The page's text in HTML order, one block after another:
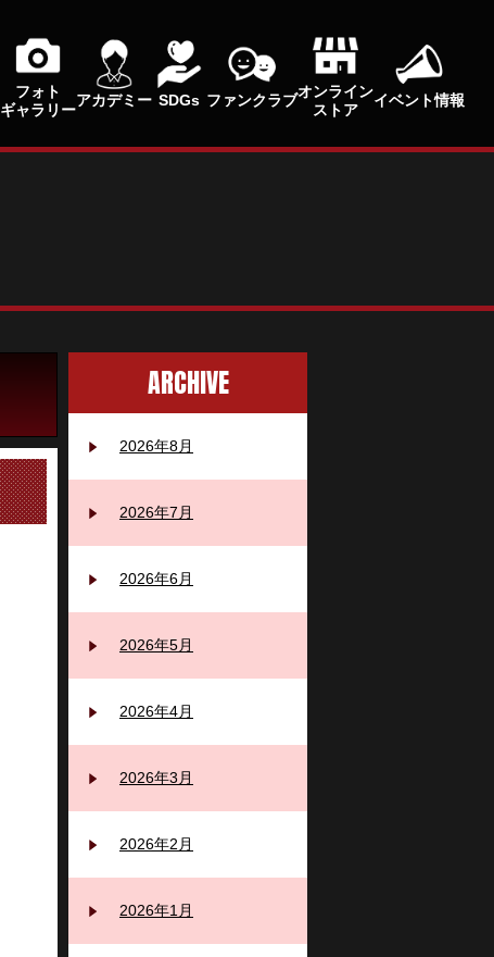
フォト
ギャラリー
アカデミー SDGs ファンクラブ
オンライン
ストア
イベント情報
ARCHIVE
2026年8月
2026年7月
2026年6月
2026年5月
2026年4月
2026年3月
2026年2月
2026年1月